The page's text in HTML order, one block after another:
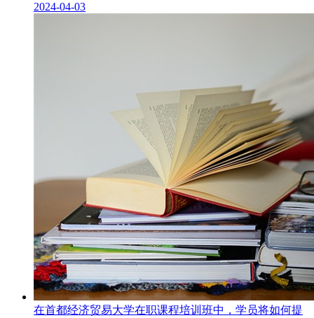
2024-04-03
在首都经济贸易大学在职课程培训班中，学员将如何提